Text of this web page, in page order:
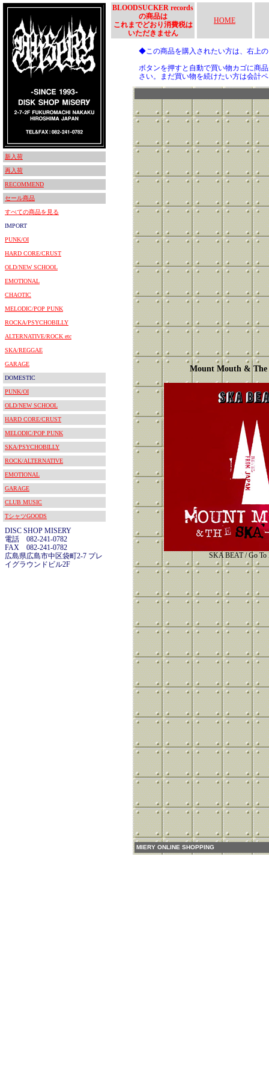
新入荷
再入荷
RECOMMEND
セール商品
すべての商品を見る
IMPORT
PUNK/OI
HARD CORE/CRUST
OLD/NEW SCHOOL
EMOTIONAL
CHAOTIC
MELODIC/POP PUNK
ROCKA/PSYCHOBILLY
ALTERNATIVE/ROCK etc
SKA/REGGAE
GARAGE
DOMESTIC
PUNK/OI
OLD/NEW SCHOOL
HARD CORE/CRUST
MELODIC/POP PUNK
SKA/PSYCHOBILLY
ROCK/ALTERNATIVE
EMOTIONAL
GARAGE
CLUB MUSIC
TシャツGOODS
DISC SHOP MISERY
電話 082-241-0782
FAX 082-241-0782
広島県広島市中区袋町2-7 プレ
イグラウンドビル2F
BLOODSUCKER records
の商品は
これまでどおり消費税は
いただきません
HOME
◆この商品を購入されたい方は、右上
ボタンを押すと自動で買い物カゴに商
さい。まだ買い物を続けたい方は会計
Mount Mouth & The
SKA BEAT / Go To
MIERY ONLINE SHOPPING